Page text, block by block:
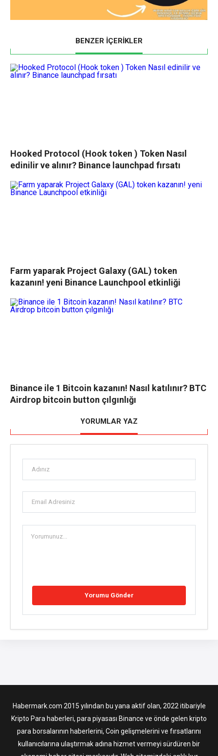
BENZER İÇERİKLER
Hooked Protocol (Hook token ) Token Nasıl
edinilir ve alınır? Binance launchpad fırsatı
Farm yaparak Project Galaxy (GAL) token
kazanın! yeni Binance Launchpool etkinliği
Binance ile 1 Bitcoin kazanın! Nasıl katılınır? BTC
Airdrop bitcoin button çılgınlığı
YORUMLAR YAZ
Habermark.com 2015 yılından bu yana aktif olan, 2022 itibariyle
Kripto Para haberleri, para piyasası Binance ve önde gelen kripto
para borsalarının haberlerini, Coin gelişmelerini ve fırsatlarını
kullanıcılarına ulaştırmak adına hizmet vermeyi sürdüren bir